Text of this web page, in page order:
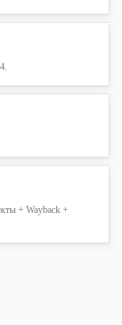
+ Wayback +